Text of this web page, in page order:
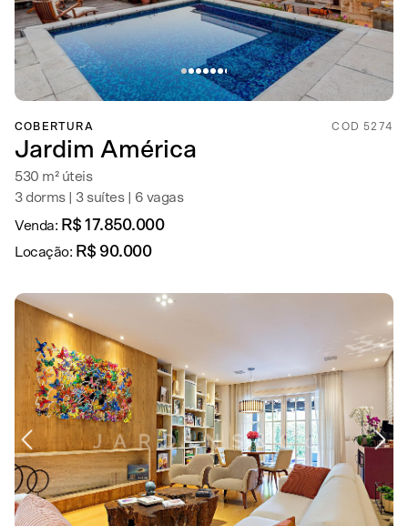
COBERTURA COD 5274
Jardim América
530 m² úteis
3 dorms | 3 suítes | 6 vagas
Venda: R$ 17.850.000
Locação: R$ 90.000